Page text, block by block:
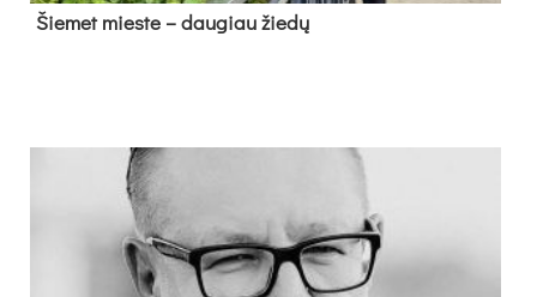
Šie­met mies­te – dau­giau žie­dų